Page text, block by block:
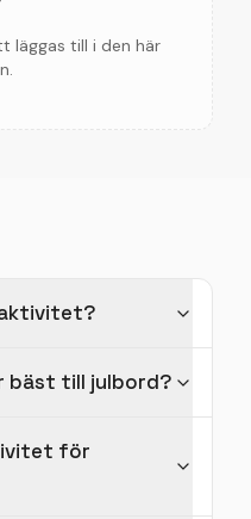
läggas till i den här
bäst till julbord?
för